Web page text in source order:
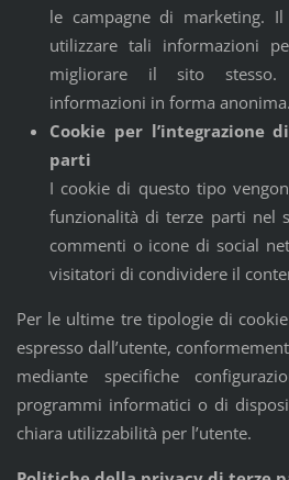
le campagne di marketing.
utilizzare tali informazioni
migliorare il sito stesso.
informazioni in forma anonima.
Cookie per l’integrazione
parti
I cookie di questo tipo
funzionalità di terze parti nel
commenti o icone di social
visitatori di condividere il
Per le ultime tre tipologie di
espresso dall’utente,
mediante specifiche
programmi informatici o di
chiara utilizzabilità per l’utente.